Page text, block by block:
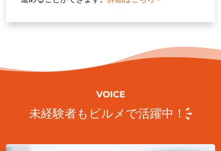
VOICE
未経験者もビルメで活躍中！